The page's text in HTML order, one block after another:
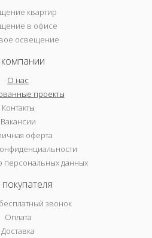
квартир
в офисе
освещение
О нас
проекты
Контакты
Вакансии
оферта
персональных данных
звонок
Оплата
Доставка